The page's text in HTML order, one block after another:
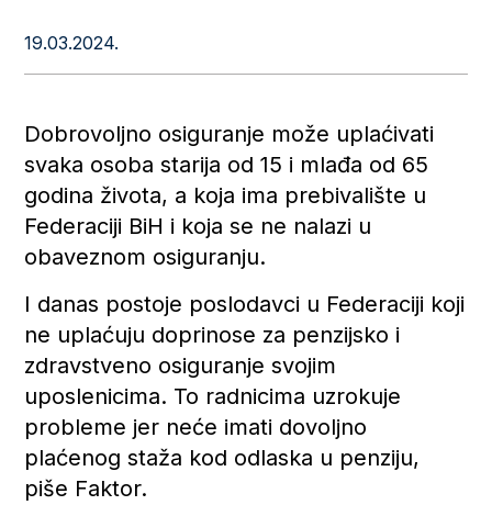
19.03.2024.
Dobrovoljno osiguranje može uplaćivati
svaka osoba starija od 15 i mlađa od 65
godina života, a koja ima prebivalište u
Federaciji BiH i koja se ne nalazi u
obaveznom osiguranju.
I danas postoje poslodavci u Federaciji koji
ne uplaćuju doprinose za penzijsko i
zdravstveno osiguranje svojim
uposlenicima. To radnicima uzrokuje
probleme jer neće imati dovoljno
plaćenog staža kod odlaska u penziju,
piše Faktor.